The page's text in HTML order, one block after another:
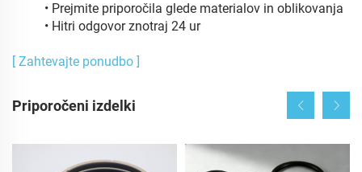
• Prejmite priporočila glede materialov in oblikovanja
• Hitri odgovor znotraj 24 ur
[ Zahtevajte ponudbo ]
Priporočeni izdelki